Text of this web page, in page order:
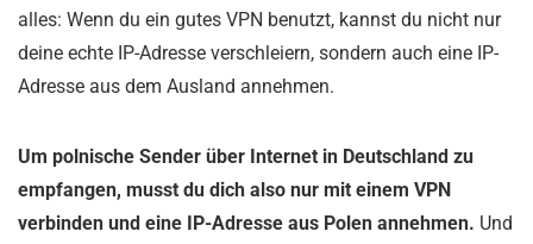
alles: Wenn du ein gutes VPN benutzt, kannst du nicht nur
deine echte IP-Adresse verschleiern, sondern auch eine IP-
Adresse aus dem Ausland annehmen.
Um polnische Sender über Internet in Deutschland zu
empfangen, musst du dich also nur mit einem VPN
verbinden und eine IP-Adresse aus Polen annehmen. Und